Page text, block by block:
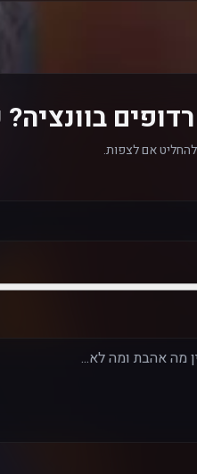
אם לצפות.